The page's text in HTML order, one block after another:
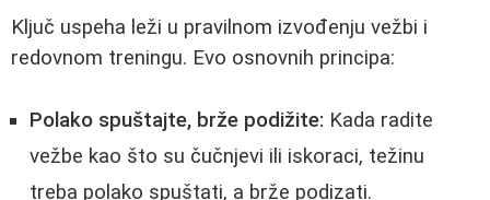
Ključ uspeha leži u pravilnom izvođenju vežbi i
redovnom treningu. Evo osnovnih principa:
Polako spuštajte, brže podižite: Kada radite
vežbe kao što su čučnjevi ili iskoraci, težinu
treba polako spuštati, a brže podizati.